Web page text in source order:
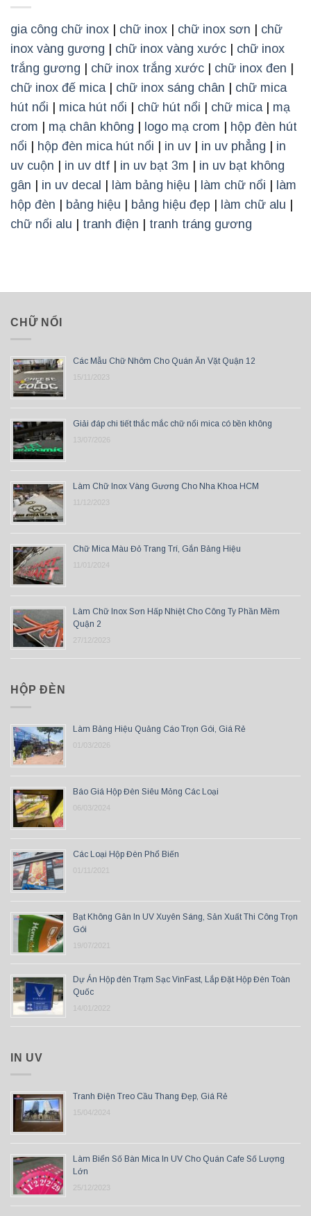
gia công chữ inox | chữ inox | chữ inox sơn | chữ
inox vàng gương | chữ inox vàng xước | chữ inox
trắng gương | chữ inox trắng xước | chữ inox đen |
chữ inox đế mica | chữ inox sáng chân | chữ mica
hút nổi | mica hút nổi | chữ hút nổi | chữ mica | mạ
crom | mạ chân không | logo mạ crom | hộp đèn hút
nổi | hộp đèn mica hút nổi | in uv | in uv phẳng | in
uv cuộn | in uv dtf | in uv bạt 3m | in uv bạt không
gân | in uv decal | làm bảng hiệu | làm chữ nổi | làm
hộp đèn | bảng hiệu | bảng hiệu đẹp | làm chữ alu |
chữ nổi alu | tranh điện | tranh tráng gương
CHỮ NỔI
Các Mẫu Chữ Nhôm Cho Quán Ăn Vặt Quận 12
15/11/2023
Giải đáp chi tiết thắc mắc chữ nổi mica có bền không
13/07/2026
Làm Chữ Inox Vàng Gương Cho Nha Khoa HCM
11/12/2023
Chữ Mica Màu Đỏ Trang Trí, Gắn Bảng Hiệu
11/01/2024
Làm Chữ Inox Sơn Hấp Nhiệt Cho Công Ty Phần Mềm
Quận 2
27/12/2023
HỘP ĐÈN
Làm Bảng Hiệu Quảng Cáo Trọn Gói, Giá Rẻ
01/03/2026
Báo Giá Hộp Đèn Siêu Mỏng Các Loại
06/03/2024
Các Loại Hộp Đèn Phổ Biến
01/11/2021
Bạt Không Gân In UV Xuyên Sáng, Sản Xuất Thi Công Trọn
Gói
19/07/2021
Dự Án Hộp đèn Trạm Sạc VinFast, Lắp Đặt Hộp Đèn Toàn
Quốc
14/01/2022
IN UV
Tranh Điện Treo Cầu Thang Đẹp, Giá Rẻ
15/04/2024
Làm Biển Số Bàn Mica In UV Cho Quán Cafe Số Lượng
Lớn
25/12/2023